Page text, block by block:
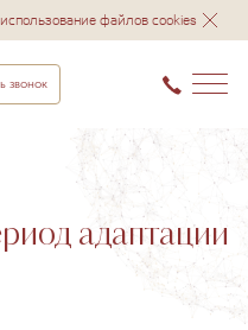
файлов cookies
звонок
адаптации